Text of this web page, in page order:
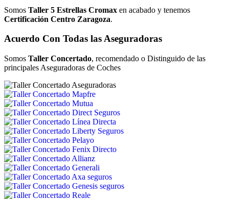
Somos Taller 5 Estrellas Cromax en acabado y tenemos
Certificación Centro Zaragoza.
Acuerdo Con Todas las Aseguradoras
Somos Taller Concertado, recomendado o Distinguido de las
principales Aseguradoras de Coches